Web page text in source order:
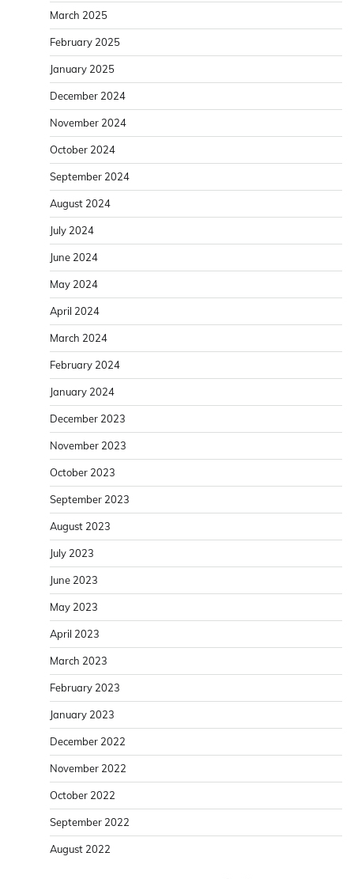
March 2025
February 2025
January 2025
December 2024
November 2024
October 2024
September 2024
August 2024
July 2024
June 2024
May 2024
April 2024
March 2024
February 2024
January 2024
December 2023
November 2023
October 2023
September 2023
August 2023
July 2023
June 2023
May 2023
April 2023
March 2023
February 2023
January 2023
December 2022
November 2022
October 2022
September 2022
August 2022